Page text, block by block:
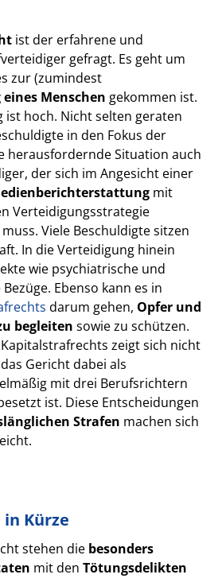
ist der erfahrene und
gefragt. Es geht um
zur (zumindest
Menschen gekommen ist.
ist hoch. Nicht selten geraten
in den Fokus der
herausfordernde Situation auch
der sich im Angesicht einer
mit
Verteidigungsstrategie
Viele Beschuldigte sitzen
In die Verteidigung hinein
wie psychiatrische und
Ebenso kann es in
darum gehen, Opfer und
begleiten sowie zu schützen.
zeigt sich nicht
Gericht dabei als
mit drei Berufsrichtern
ist. Diese Entscheidungen
Strafen machen sich
Kürze
stehen die besonders
mit denTötungsdelikten